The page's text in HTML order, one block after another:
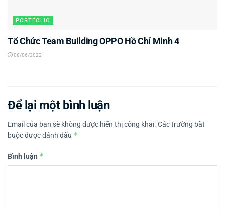
PORTFOLIO
Tổ Chức Team Building OPPO Hồ Chí Minh 4
08/06/2022
Để lại một bình luận
Email của bạn sẽ không được hiển thị công khai. Các trường bắt
buộc được đánh dấu *
Bình luận *